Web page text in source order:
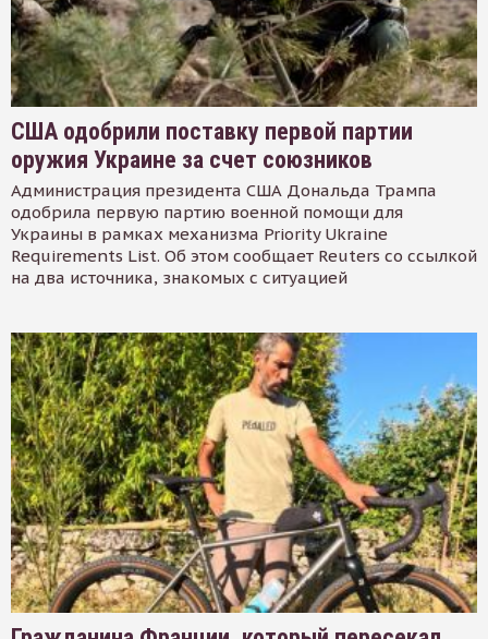
США одобрили поставку первой партии
оружия Украине за счет союзников
Администрация президента США Дональда Трампа
одобрила первую партию военной помощи для
Украины в рамках механизма Priority Ukraine
Requirements List. Об этом сообщает Reuters со ссылкой
на два источника, знакомых с ситуацией